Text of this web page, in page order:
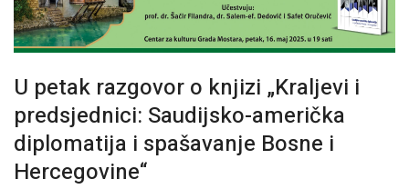
U petak razgovor o knjizi „Kraljevi i
predsjednici: Saudijsko-američka
diplomatija i spašavanje Bosne i
Hercegovine“